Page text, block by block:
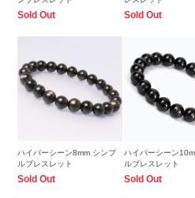
Sold Out Sold Out
ハイパーシーン8mm シンプ
ルブレスレット
Sold Out
ハイパーシーン
ルブレスレット
Sold Out